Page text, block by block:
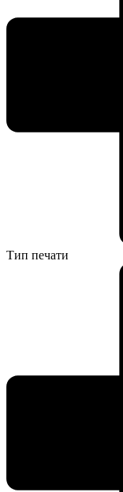
Тип печати